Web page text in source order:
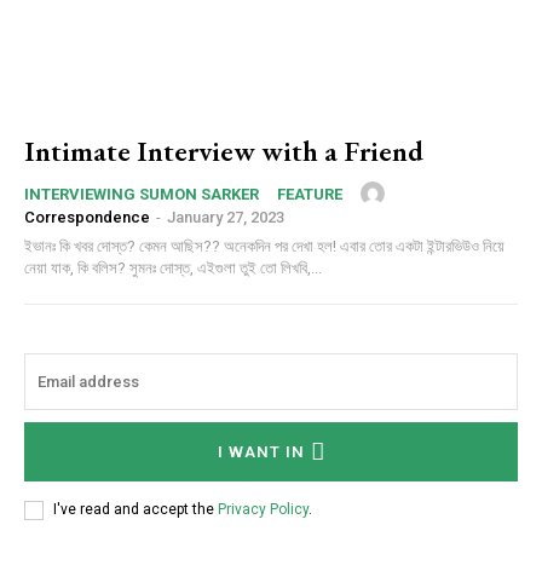
Intimate Interview with a Friend
INTERVIEWING SUMON SARKER
FEATURE
Correspondence - January 27, 2023
ইভানঃ কি খবর দোস্ত? কেমন আছিস?? অনেকদিন পর দেখা হল! এবার তোর একটা ইন্টারভিউও নিয়ে
নেয়া যাক, কি বলিস? সুমনঃ দোস্ত, এইগুলা তুই তো লিখবি,...
I WANT IN
I've read and accept the Privacy Policy.